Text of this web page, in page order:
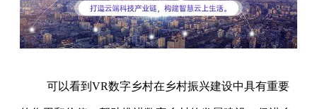
可以看到VR数字乡村在乡村振兴建设中具有重要